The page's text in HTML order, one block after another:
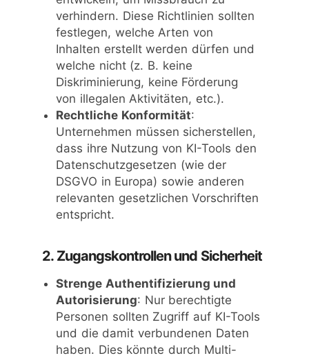
verhindern. Diese Richtlinien sollten
festlegen, welche Arten von
Inhalten erstellt werden dürfen und
welche nicht (z. B. keine
Diskriminierung, keine Förderung
von illegalen Aktivitäten, etc.).
Rechtliche Konformität:
Unternehmen müssen sicherstellen,
dass ihre Nutzung von KI-Tools den
Datenschutzgesetzen (wie der
DSGVO in Europa) sowie anderen
relevanten gesetzlichen Vorschriften
entspricht.
2. Zugangskontrollen und Sicherheit
Strenge Authentifizierung und
Autorisierung: Nur berechtigte
Personen sollten Zugriff auf KI-Tools
und die damit verbundenen Daten
haben. Dies könnte durch Multi-